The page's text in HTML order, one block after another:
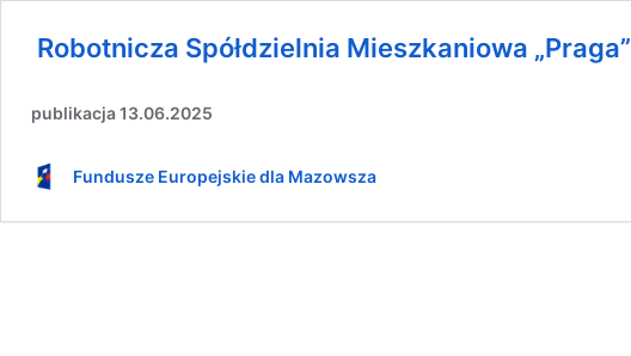
Robotnicza Spółdzielnia Mieszkaniowa „Praga”
publikacja 13.06.2025
Fundusze Europejskie dla Mazowsza